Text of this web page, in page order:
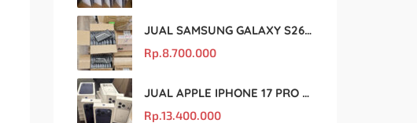
JUAL SAMSUNG GALAXY S26 ULTRA MURAH DAN ORIGINAL
Rp.8.700.000
JUAL APPLE IPHONE 17 PRO MAX MURAH DAN ORIGINAL
Rp.13.400.000